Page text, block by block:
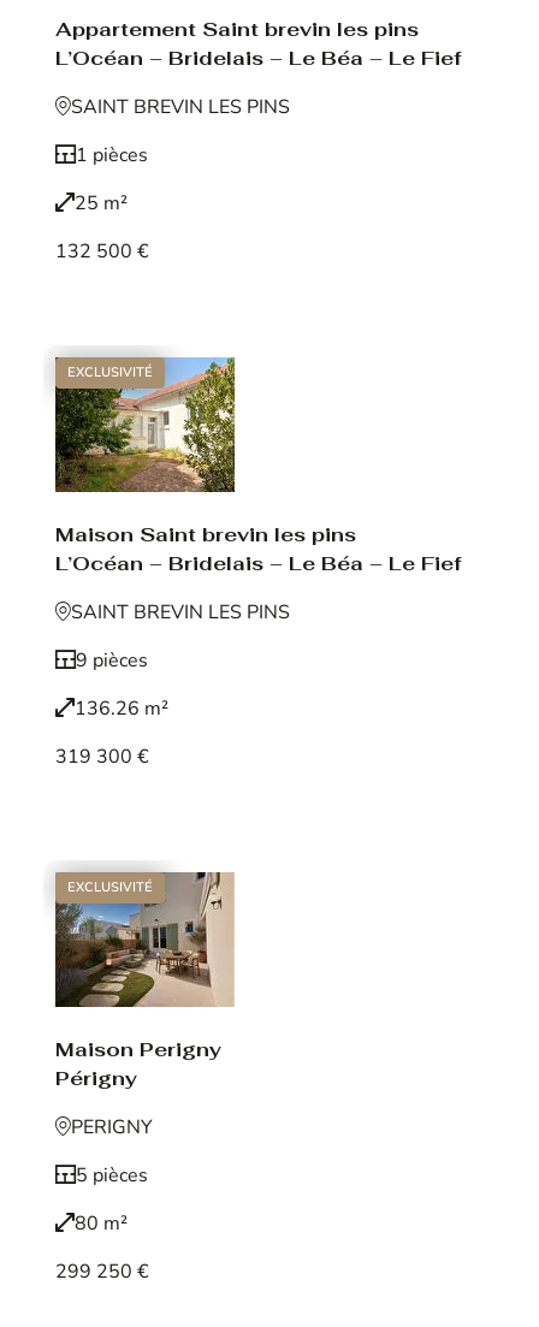
Appartement Saint brevin les pins
L’Océan – Bridelais – Le Béa – Le Fief
SAINT BREVIN LES PINS
1 pièces
25 m²
132 500 €
EXCLUSIVITÉ
Maison Saint brevin les pins
L’Océan – Bridelais – Le Béa – Le Fief
SAINT BREVIN LES PINS
9 pièces
136.26 m²
319 300 €
EXCLUSIVITÉ
Maison Perigny
Périgny
PERIGNY
5 pièces
80 m²
299 250 €